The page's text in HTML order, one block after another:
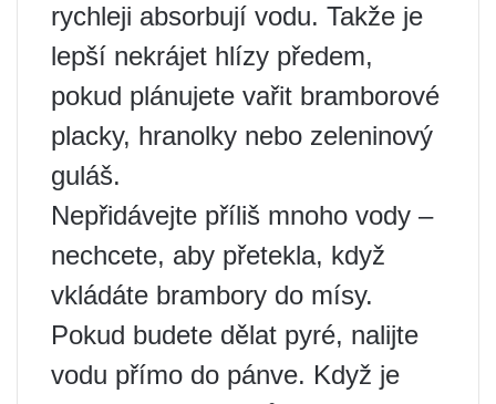
rychleji absorbují vodu. Takže je
lepší nekrájet hlízy předem,
pokud plánujete vařit bramborové
placky, hranolky nebo zeleninový
guláš.
Nepřidávejte příliš mnoho vody –
nechcete, aby přetekla, když
vkládáte brambory do mísy.
Pokud budete dělat pyré, nalijte
vodu přímo do pánve. Když je